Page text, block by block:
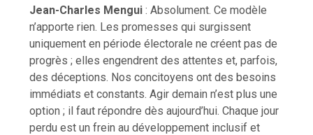
Jean-Charles Mengui : Absolument. Ce modèle
n’apporte rien. Les promesses qui surgissent
uniquement en période électorale ne créent pas de
progrès ; elles engendrent des attentes et, parfois,
des déceptions. Nos concitoyens ont des besoins
immédiats et constants. Agir demain n’est plus une
option ; il faut répondre dès aujourd’hui. Chaque jour
perdu est un frein au développement inclusif et